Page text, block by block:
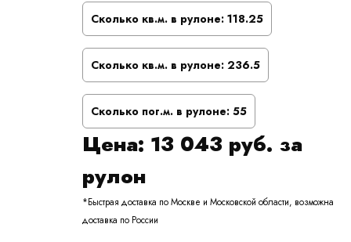
Сколько кв.м. в рулоне: 118.25
Сколько кв.м. в рулоне: 236.5
Сколько пог.м. в рулоне: 55
Цена: 13 043 руб. за
рулон
*Быстрая доставка по Москве и Московской области, возможна
доставка по России